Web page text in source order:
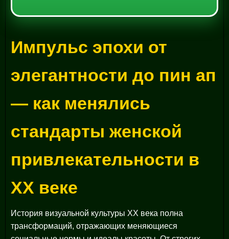
Импульс эпохи от
элегантности до пин ап
— как менялись
стандарты женской
привлекательности в
XX веке
История визуальной культуры XX века полна
трансформаций, отражающих меняющиеся